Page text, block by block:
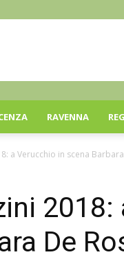
RAVENNA
a Verucchio in scena
2018:
De